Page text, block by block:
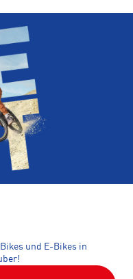
und E-Bikes in